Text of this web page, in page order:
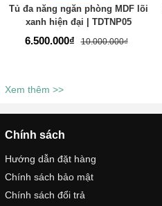
Tủ đa năng ngăn phòng MDF lõi
xanh hiện đại | TDTNP05
6.500.000₫ 10.000.000₫
Xem thêm >>
Chính sách
Hướng dẫn đặt hàng
Chính sách bảo mật
Chính sách đổi trả